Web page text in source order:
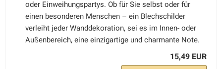
oder Einweihungspartys. Ob für Sie selbst oder für
einen besonderen Menschen – ein Blechschilder
verleiht jeder Wanddekoration, sei es im Innen- oder
Außenbereich, eine einzigartige und charmante Note.
15,49 EUR